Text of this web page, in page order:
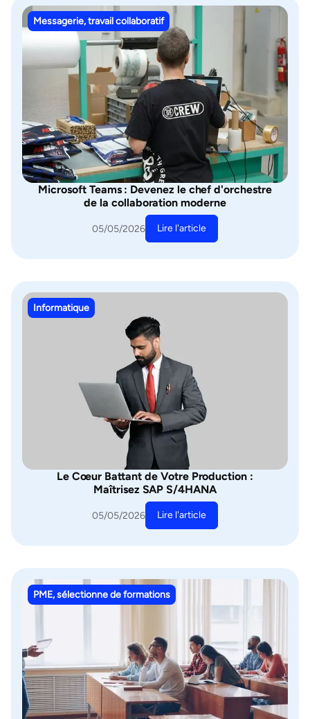
Messagerie, travail collaboratif
Microsoft Teams : Devenez le chef d'orchestre
de la collaboration moderne
05/05/2026 Lire l'article
Informatique
Le Cœur Battant de Votre Production :
Maîtrisez SAP S/4HANA
05/05/2026 Lire l'article
PME, sélectionne de formations